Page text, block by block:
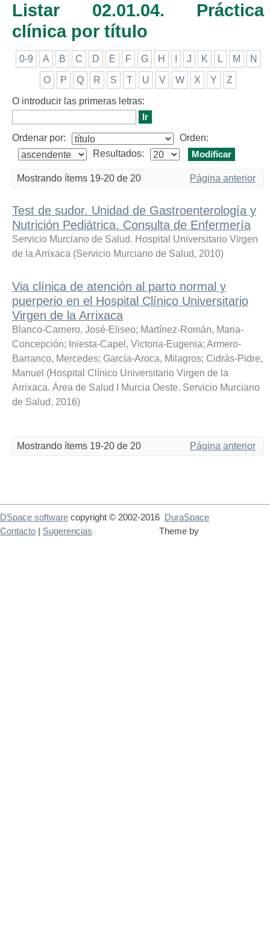
Listar 02.01.04. Práctica
clínica por título
0-9 A B C D E F G H J K L M N
O P Q R S T U V W X Y Z
O introducir las primeras letras:
Ordenar por:
Orden:
Resultados:
Mostrando ítems 19-20 de 20 Página anterior
Test de sudor. Unidad de Gastroenterología y
Nutrición Pediátrica. Consulta de Enfermería
Servicio Murciano de Salud. Hospital Universitario Virgen
de la Arrixaca (Servicio Murciano de Salud, 2010)
Via clínica de atención al parto normal y
puerperio en el Hospital Clínico Universitario
Virgen de la Arrixaca
Blanco-Carnero, José-Eliseo; Martínez-Román, Maria-
Concepción; Iniesta-Capel, Victoria-Eugenia; Armero-
Barranco, Mercedes; García-Aroca, Milagros; Cidrás-Pidre,
Manuel (Hospital Clínico Universitario Virgen de la
Arrixaca. Área de Salud I Murcia Oeste. Servicio Murciano
de Salud, 2016)
Mostrando ítems 19-20 de 20 Página anterior
DSpace software copyright © 2002-2016
DuraSpace
Theme by
Contacto Sugerencias